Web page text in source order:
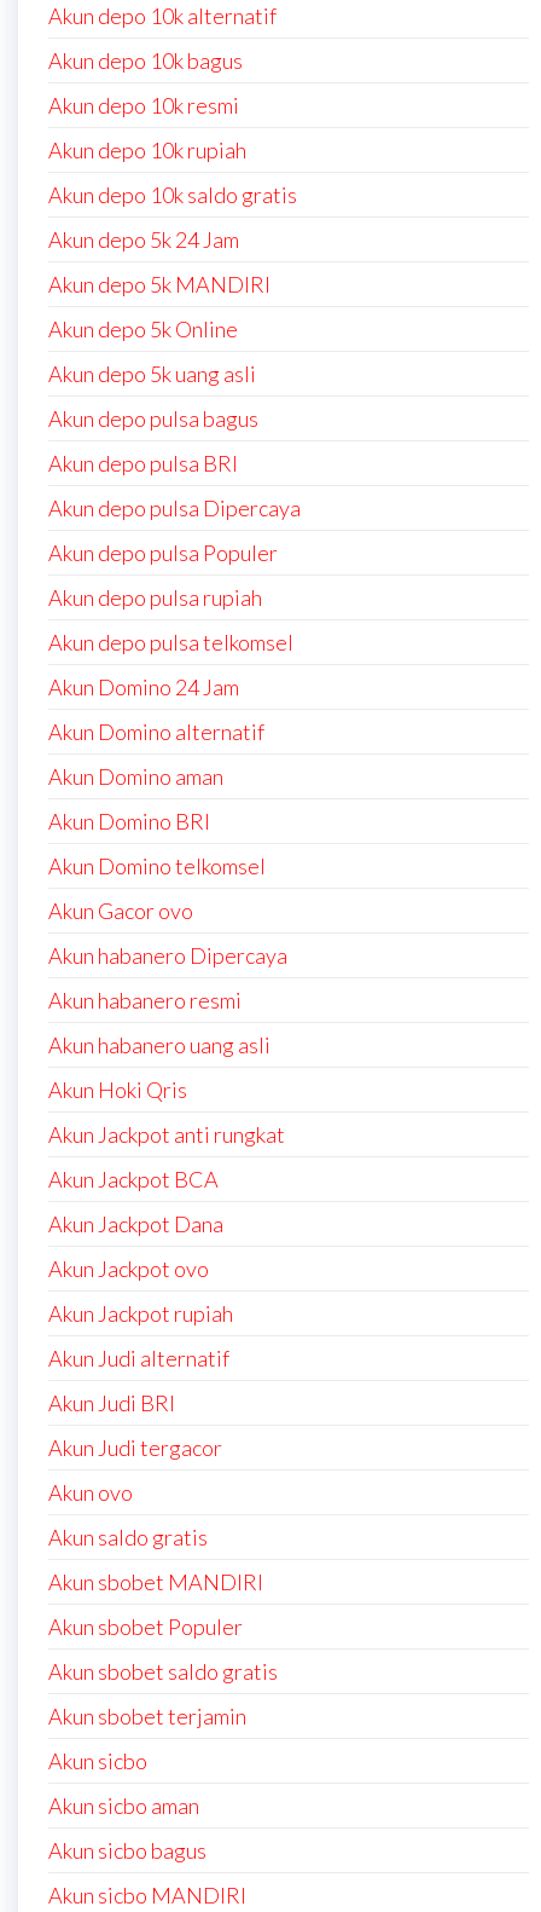
Akun depo 10k alternatif
Akun depo 10k bagus
Akun depo 10k resmi
Akun depo 10k rupiah
Akun depo 10k saldo gratis
Akun depo 5k 24 Jam
Akun depo 5k MANDIRI
Akun depo 5k Online
Akun depo 5k uang asli
Akun depo pulsa bagus
Akun depo pulsa BRI
Akun depo pulsa Dipercaya
Akun depo pulsa Populer
Akun depo pulsa rupiah
Akun depo pulsa telkomsel
Akun Domino 24 Jam
Akun Domino alternatif
Akun Domino aman
Akun Domino BRI
Akun Domino telkomsel
Akun Gacor ovo
Akun habanero Dipercaya
Akun habanero resmi
Akun habanero uang asli
Akun Hoki Qris
Akun Jackpot anti rungkat
Akun Jackpot BCA
Akun Jackpot Dana
Akun Jackpot ovo
Akun Jackpot rupiah
Akun Judi alternatif
Akun Judi BRI
Akun Judi tergacor
Akun ovo
Akun saldo gratis
Akun sbobet MANDIRI
Akun sbobet Populer
Akun sbobet saldo gratis
Akun sbobet terjamin
Akun sicbo
Akun sicbo aman
Akun sicbo bagus
Akun sicbo MANDIRI